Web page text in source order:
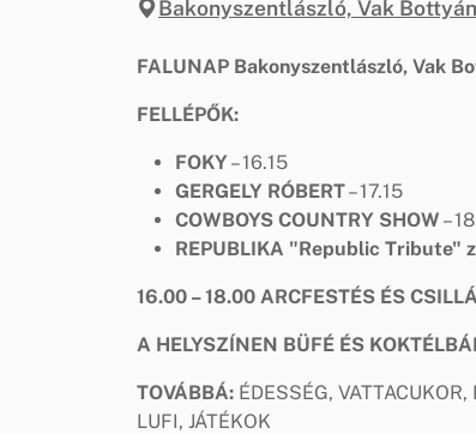
Bakonyszentlászló, Vak
FALUNAP Bakonyszentlászló, Vak
FELLÉPŐK:
FOKY– 16.15
GERGELY RÓBERT– 17.15
COWBOYS COUNTRY SHOW –
REPUBLIKA "Republic Tribute"
16.00 – 18.00 ARCFESTÉS ÉS
A HELYSZÍNEN BÜFÉ ÉS
TOVÁBBÁ: ÉDESSÉG,
LUFI, JÁTÉKOK